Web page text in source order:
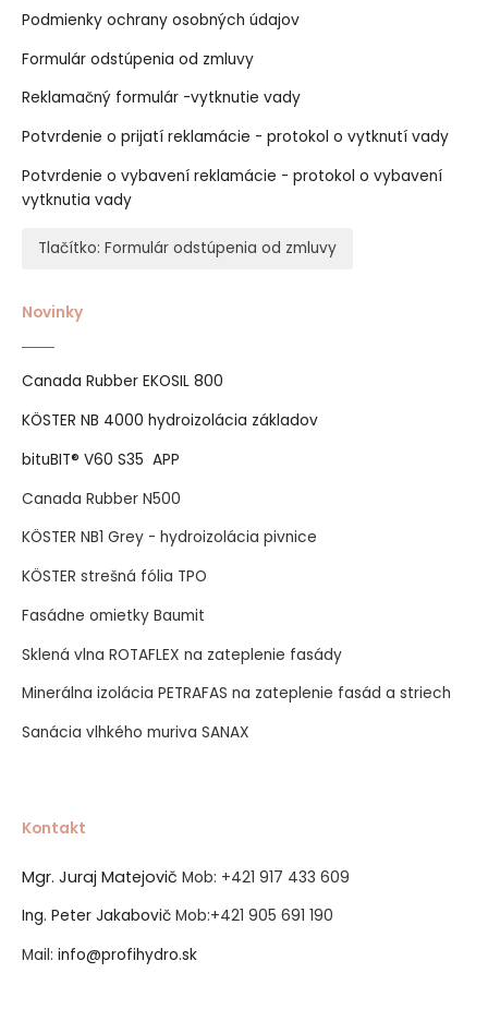
Podmienky ochrany osobných údajov
Formulár odstúpenia od zmluvy
Reklamačný formulár -vytknutie vady
Potvrdenie o prijatí reklamácie - protokol o vytknutí vady
Potvrdenie o vybavení reklamácie - protokol o vybavení
vytknutia vady
Tlačítko: Formulár odstúpenia od zmluvy
Novinky
Canada Rubber EKOSIL 800
KÖSTER NB 4000 hydroizolácia základov
bituBIT® V60 S35 APP
Canada Rubber N500
KÖSTER NB1 Grey - hydroizolácia pivnice
KÖSTER strešná fólia TPO
Fasádne omietky Baumit
Sklená vlna ROTAFLEX na zateplenie fasády
Minerálna izolácia PETRAFAS na zateplenie fasád a striech
Sanácia vlhkého muriva SANAX
Kontakt
Mgr. Juraj Matejovič Mob: +421 917 433 609
Ing. Peter Jakabovič Mob:+421 905 691 190
Mail: info@profihydro.sk